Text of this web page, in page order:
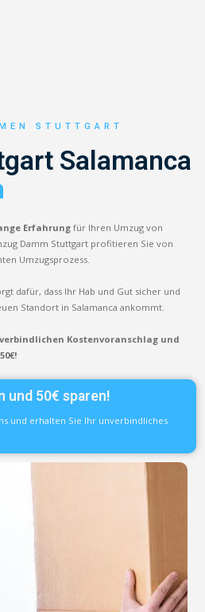
STUTTGART
Salamanca
Erfahrung für Ihren Umzug von
Damm Stuttgart profitieren Sie von
Umzugsprozess.
dafür, dass Ihr Hab und Gut sicher und
Standort in Salamanca ankommt.
Kostenvoranschlag und
und 50€ sparen!
und erhalten Sie Ihr unverbindliches